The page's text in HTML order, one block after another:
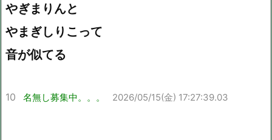
やぎまりんと
やまぎしりこって
音が似てる
10 名無し募集中。。。 2026/05/15(金) 17:27:39.03